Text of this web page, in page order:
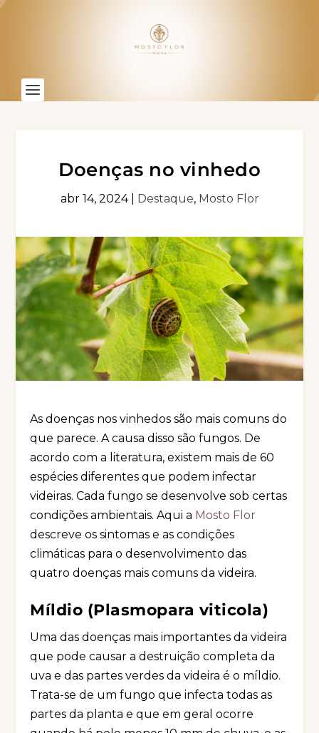
Doenças no vinhedo
abr 14, 2024| Destaque, Mosto Flor
As doenças nos vinhedos são mais comuns do
que parece. A causa disso são fungos. De
acordo com a literatura, existem mais de 60
espécies diferentes que podem infectar
videiras. Cada fungo se desenvolve sob certas
condições ambientais. Aqui a Mosto Flor
descreve os sintomas e as condições
climáticas para o desenvolvimento das
quatro doenças mais comuns da videira.
Míldio (Plasmopara viticola)
Uma das doenças mais importantes da videira
que pode causar a destruição completa da
uva e das partes verdes da videira é o míldio.
Trata-se de um fungo que infecta todas as
partes da planta e que em geral ocorre